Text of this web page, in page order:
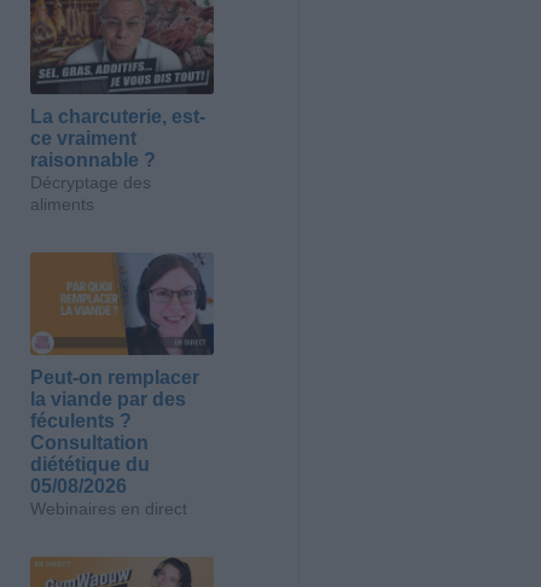
La charcuterie, est-
ce vraiment
raisonnable ?
Décryptage des
aliments
Peut-on remplacer
la viande par des
féculents ?
Consultation
diététique du
05/08/2026
Webinaires en direct